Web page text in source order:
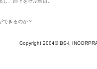
できるのか？